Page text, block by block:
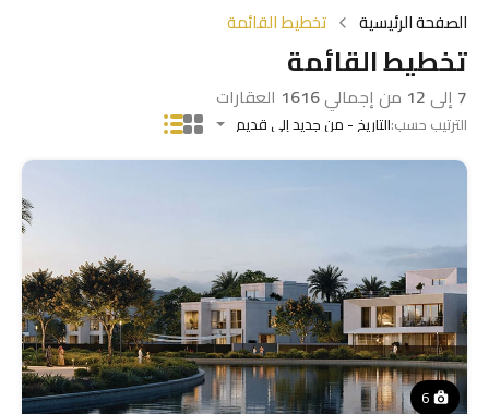
الصفحة الرئيسية تخطيط القائمة
تخطيط القائمة
7 إلى12 من إجمالي1616 العقارات
الترتيب حسب:التاريخ - من جديد إلى قديم
6